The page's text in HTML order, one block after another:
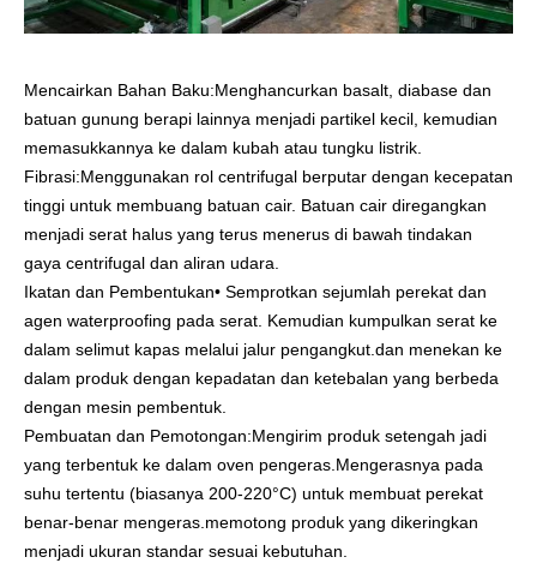
Mencairkan Bahan Baku:Menghancurkan basalt, diabase dan
batuan gunung berapi lainnya menjadi partikel kecil, kemudian
memasukkannya ke dalam kubah atau tungku listrik.
Fibrasi:Menggunakan rol centrifugal berputar dengan kecepatan
tinggi untuk membuang batuan cair. Batuan cair diregangkan
menjadi serat halus yang terus menerus di bawah tindakan
gaya centrifugal dan aliran udara.
Ikatan dan Pembentukan• Semprotkan sejumlah perekat dan
agen waterproofing pada serat. Kemudian kumpulkan serat ke
dalam selimut kapas melalui jalur pengangkut.dan menekan ke
dalam produk dengan kepadatan dan ketebalan yang berbeda
dengan mesin pembentuk.
Pembuatan dan Pemotongan:Mengirim produk setengah jadi
yang terbentuk ke dalam oven pengeras.Mengerasnya pada
suhu tertentu (biasanya 200-220°C) untuk membuat perekat
benar-benar mengeras.memotong produk yang dikeringkan
menjadi ukuran standar sesuai kebutuhan.